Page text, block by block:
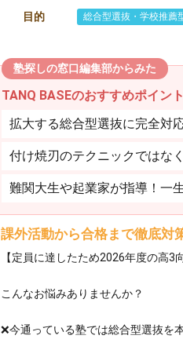
目的 総合型選抜・学校推薦
塾探しの窓口編集部からみた
TANQ BASEのおすすめポイント
拡大する総合型選抜に完全対
付け焼刃のテクニックではな
難関大生や起業家が指導！一
課外活動から合格まで徹底対
【定員に達したため2026年度の高3
こんなお悩みありませんか？
❌今通っている塾では総合型選抜を